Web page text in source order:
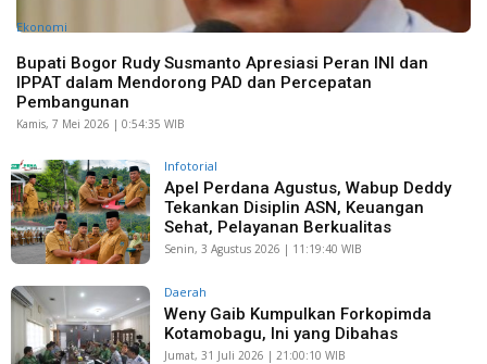
Ekonomi
Bupati Bogor Rudy Susmanto Apresiasi Peran INI dan
IPPAT dalam Mendorong PAD dan Percepatan
Pembangunan
Kamis, 7 Mei 2026 | 0:54:35 WIB
Infotorial
Apel Perdana Agustus, Wabup Deddy
Tekankan Disiplin ASN, Keuangan
Sehat, Pelayanan Berkualitas
Senin, 3 Agustus 2026 | 11:19:40 WIB
Daerah
Weny Gaib Kumpulkan Forkopimda
Kotamobagu, Ini yang Dibahas
Jumat, 31 Juli 2026 | 21:00:10 WIB